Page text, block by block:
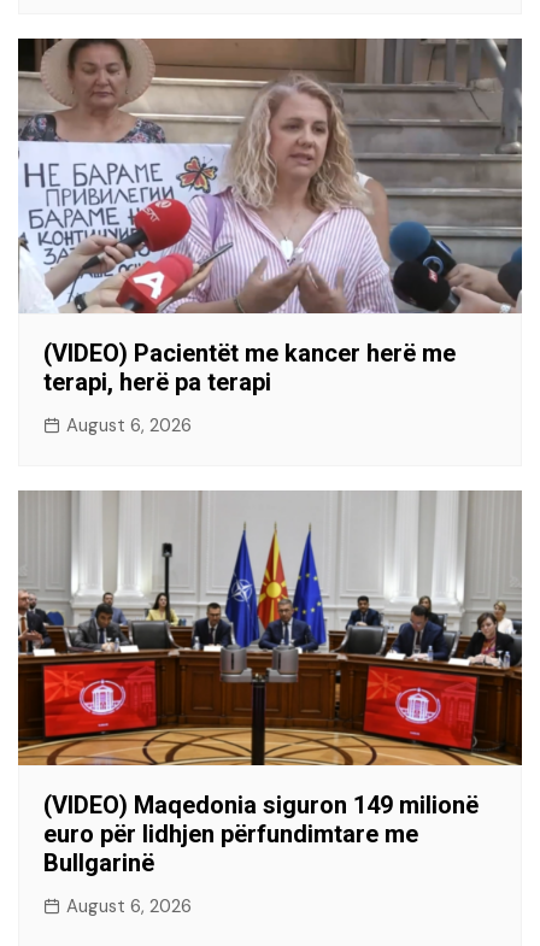
(VIDEO) Pacientët me kancer herë me
terapi, herë pa terapi
August 6, 2026
(VIDEO) Maqedonia siguron 149 milionë
euro për lidhjen përfundimtare me
Bullgarinë
August 6, 2026